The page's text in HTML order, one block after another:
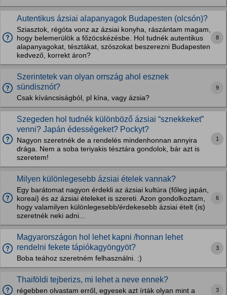
Autentikus ázsiai alapanyagok Budapesten (olcsón)?
Sziasztok, régóta vonz az ázsiai konyha, rászántam magam,
hogy belemerülök a főzöcskézésbe. Hol tudnék autentikus
alapanyagokat, tésztákat, szószokat beszerezni Budapesten
kedvező, korrekt áron?
8
Szerintetek van olyan orrszág ahol esznek
sündisznót?
Csak kíváncsiságból, pl kína, vagy ázsia?
9
Szegeden hol tudnék különböző ázsiai “sznekkeket”
venni? Japán édességeket? Pockyt?
Nagyon szeretnék de a rendelés mindenhonnan annyira
drága. Nem a soba teriyakis tésztára gondolok, bár azt is
szeretem!
1
Milyen különlegesebb ázsiai ételek vannak?
Egy barátomat nagyon érdekli az ázsiai kultúra (főleg japán,
koreai) és az ázsiai ételeket is szereti. Azon gondolkoztam,
hogy valamilyen különlegesebb/érdekesebb ázsiai ételt (is)
szeretnék neki adni...
6
Magyarországon hol lehet kapni /honnan lehet
rendelni fekete tápiókagyöngyöt?
Boba teához szeretném felhasználni. :)
3
Thaiföldi tejberizs, mi lehet a neve ennek?
régebben olvastam erről, egyesek azt írták olyan mint a
3